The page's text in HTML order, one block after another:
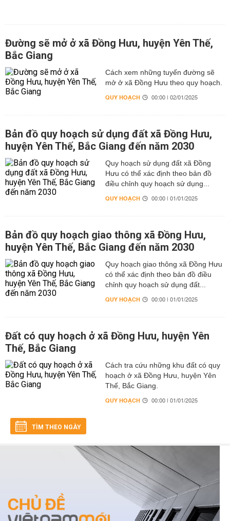
Đường sẽ mở ở xã Đồng Hưu, huyện Yên Thế,
Bắc Giang
Cách xem những tuyến đường sẽ
mở ở xã Đồng Hưu theo quy hoạch.
QUY HOẠCH 00:00 | 02/01/2025
Bản đồ quy hoạch sử dụng đất xã Đồng Hưu,
huyện Yên Thế, Bắc Giang đến năm 2030
Quy hoạch sử dụng đất xã Đồng
Hưu có thể xác định theo bản đồ
điều chỉnh quy hoạch sử dụng...
QUY HOẠCH 00:00 | 01/01/2025
Bản đồ quy hoạch giao thông xã Đồng Hưu,
huyện Yên Thế, Bắc Giang đến năm 2030
Quy hoạch giao thông xã Đồng Hưu
có thể xác định theo bản đồ điều
chỉnh quy hoạch sử dụng đất...
QUY HOẠCH 00:00 | 01/01/2025
Đất có quy hoạch ở xã Đồng Hưu, huyện Yên
Thế, Bắc Giang
Cách tra cứu những khu đất có quy
hoạch ở xã Đồng Hưu, huyện Yên
Thế, Bắc Giang.
QUY HOẠCH 00:00 | 01/01/2025
TÌM THEO NGÀY